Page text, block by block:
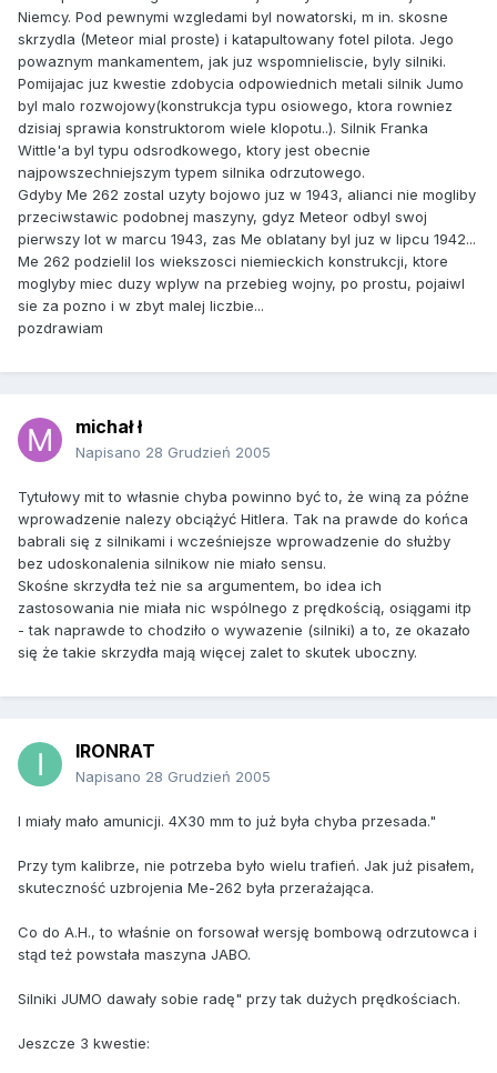
Niemcy. Pod pewnymi wzgledami byl nowatorski, m in. skosne
skrzydla (Meteor mial proste) i katapultowany fotel pilota. Jego
powaznym mankamentem, jak juz wspomnieliscie, byly silniki.
Pomijajac juz kwestie zdobycia odpowiednich metali silnik Jumo
byl malo rozwojowy(konstrukcja typu osiowego, ktora rowniez
dzisiaj sprawia konstruktorom wiele klopotu..). Silnik Franka
Wittle'a byl typu odsrodkowego, ktory jest obecnie
najpowszechniejszym typem silnika odrzutowego.
Gdyby Me 262 zostal uzyty bojowo juz w 1943, alianci nie mogliby
przeciwstawic podobnej maszyny, gdyz Meteor odbyl swoj
pierwszy lot w marcu 1943, zas Me oblatany byl juz w lipcu 1942...
Me 262 podzielil los wiekszosci niemieckich konstrukcji, ktore
moglyby miec duzy wplyw na przebieg wojny, po prostu, pojaiwl
sie za pozno i w zbyt malej liczbie...
pozdrawiam
michał ł
Napisano 28 Grudzień 2005
Tytułowy mit to własnie chyba powinno być to, że winą za późne
wprowadzenie nalezy obciążyć Hitlera. Tak na prawde do końca
babrali się z silnikami i wcześniejsze wprowadzenie do służby
bez udoskonalenia silnikow nie miało sensu.
Skośne skrzydła też nie sa argumentem, bo idea ich
zastosowania nie miała nic wspólnego z prędkością, osiągami itp
- tak naprawde to chodziło o wywazenie (silniki) a to, ze okazało
się że takie skrzydła mają więcej zalet to skutek uboczny.
IRONRAT
Napisano 28 Grudzień 2005
I miały mało amunicji. 4X30 mm to już była chyba przesada."
Przy tym kalibrze, nie potrzeba było wielu trafień. Jak już pisałem,
skuteczność uzbrojenia Me-262 była przerażająca.
Co do A.H., to właśnie on forsował wersję bombową odrzutowca i
stąd też powstała maszyna JABO.
Silniki JUMO dawały sobie radę" przy tak dużych prędkościach.
Jeszcze 3 kwestie: